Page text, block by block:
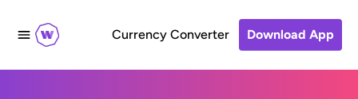
Currency Converter Download App